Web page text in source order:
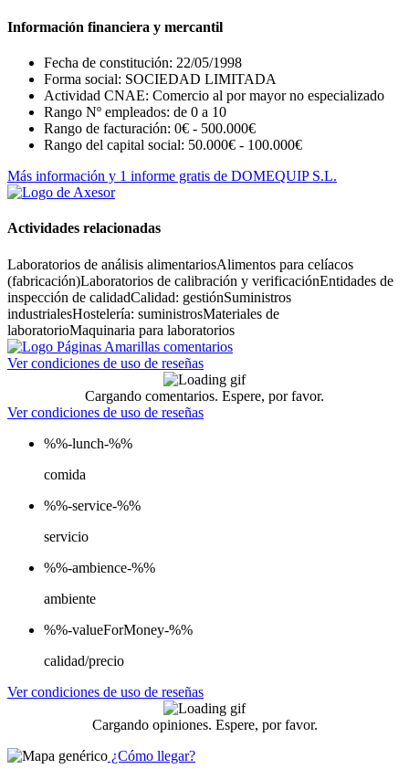
Información financiera y mercantil
Fecha de constitución: 22/05/1998
Forma social: SOCIEDAD LIMITADA
Actividad CNAE: Comercio al por mayor no especializado
Rango Nº empleados: de 0 a 10
Rango de facturación: 0€ - 500.000€
Rango del capital social: 50.000€ - 100.000€
Más información y 1 informe gratis de DOMEQUIP S.L.
Actividades relacionadas
Laboratorios de análisis alimentariosAlimentos para celíacos
(fabricación)Laboratorios de calibración y verificaciónEntidades de
inspección de calidadCalidad: gestiónSuministros
industrialesHostelería: suministrosMateriales de
laboratorioMaquinaria para laboratorios
Ver condiciones de uso de reseñas
Cargando comentarios. Espere, por favor.
Ver condiciones de uso de reseñas
%%-lunch-%%
comida
%%-service-%%
servicio
%%-ambience-%%
ambiente
%%-valueForMoney-%%
calidad/precio
Ver condiciones de uso de reseñas
Cargando opiniones. Espere, por favor.
¿Cómo llegar?